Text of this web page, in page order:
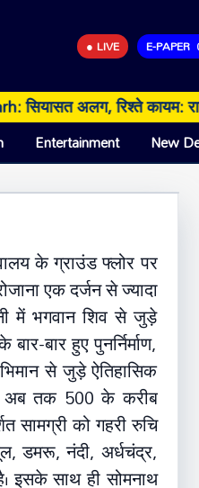
● LIVE E-PAPER
अलग, रिश्ते कायम: राहुल
Entertainment New
में आकर्षण
के ग्राउंड फ्लोर पर
एक दर्जन से ज्यादा
में भगवान शिव से जुड़े
बार हुए पुनर्निर्माण,
से जुड़े ऐतिहासिक
अब तक 500 के करीब
सामग्री को गहरी रुचि
डमरू, नंदी, अर्धचंद्र,
इसके साथ ही सोमनाथ